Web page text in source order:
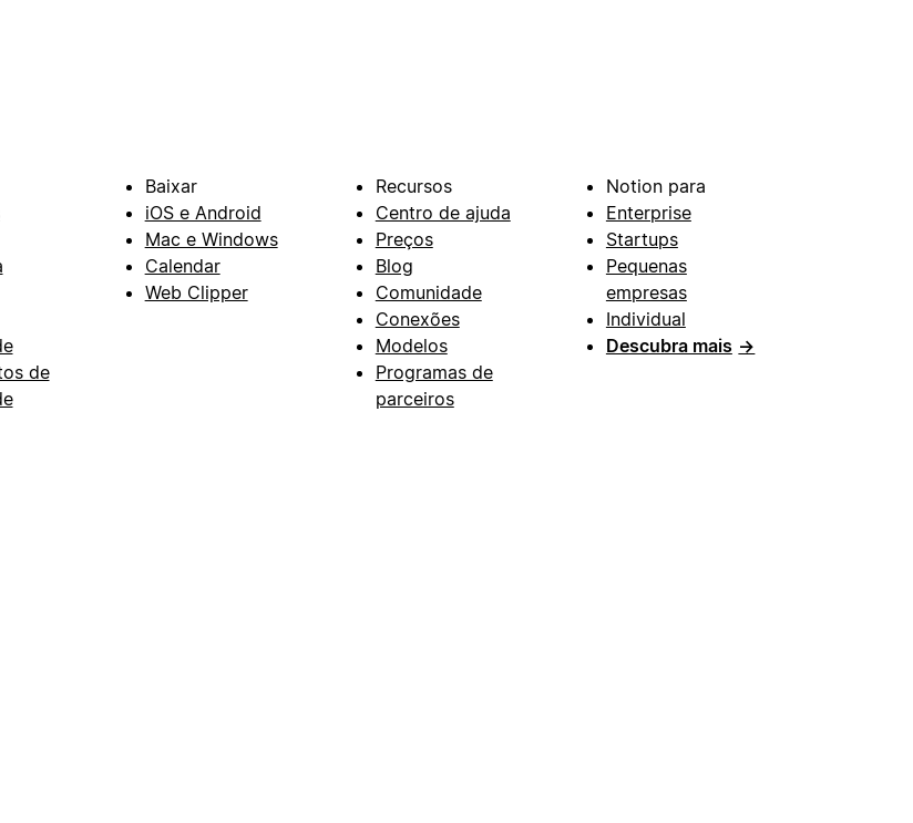
de
Baixar
iOS e Android
Mac e Windows
Calendar
Web Clipper
Recursos
Centro de ajuda
Preços
Blog
Comunidade
Conexões
Modelos
Programas de
parceiros
Notion para
Enterprise
Startups
Pequenas
empresas
Individual
Descubra mais →